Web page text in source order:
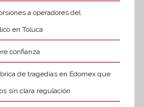
a operadores del
en Toluca
confianza
de tragedias en Edomex que
sin clara regulación